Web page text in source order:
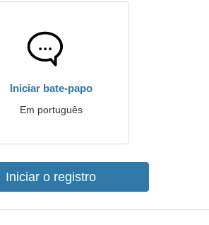
Iniciar bate-papo
Em português
Iniciar o registro